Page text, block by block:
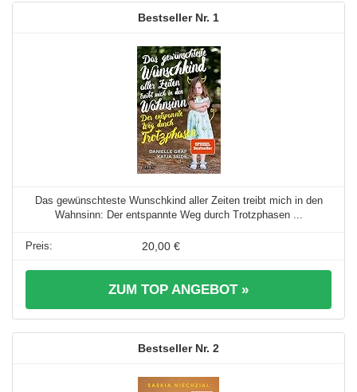
1
Das gewünschteste Wunschkind aller Zeiten treibt mich in den
Wahnsinn: Der entspannte Weg durch Trotzphasen ...
20,00 €
ZUM TOP ANGEBOT »
2